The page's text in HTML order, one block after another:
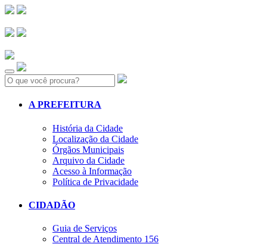
Search:
A PREFEITURA
História da Cidade
Localização da Cidade
Órgãos Municipais
Arquivo da Cidade
Acesso à Informação
Política de Privacidade
CIDADÃO
Guia de Serviços
Central de Atendimento 156